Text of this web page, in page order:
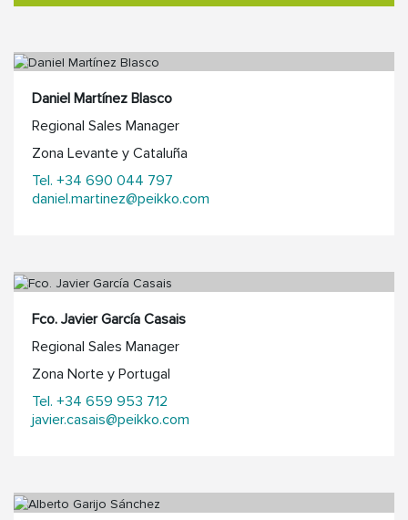
Daniel Martínez Blasco
Regional Sales Manager
Zona Levante y Cataluña
Tel. +34 690 044 797
daniel.martinez@peikko.com
Fco. Javier García Casais
Regional Sales Manager
Zona Norte y Portugal
Tel. +34 659 953 712
javier.casais@peikko.com